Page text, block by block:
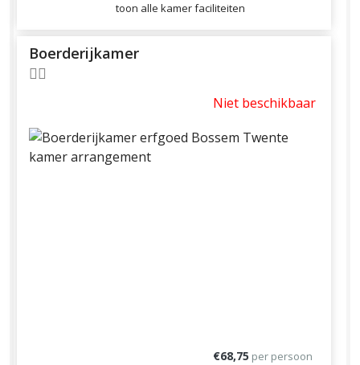
toon alle kamer faciliteiten
Boerderijkamer
Niet beschikbaar
€68,75 per persoon